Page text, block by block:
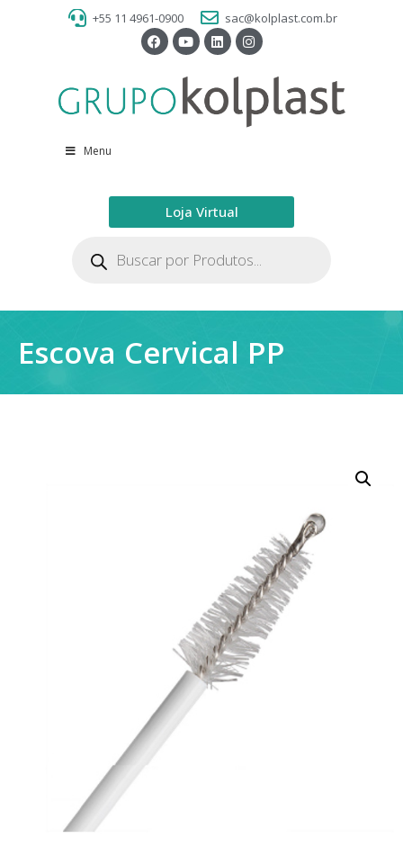
+55 11 4961-0900 sac@kolplast.com.br
Menu
Loja Virtual
Escova Cervical PP